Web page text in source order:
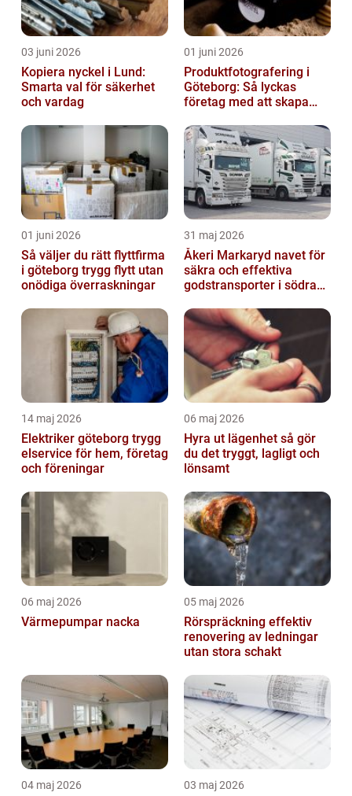
03 juni 2026
Kopiera nyckel i Lund:
Smarta val för säkerhet
och vardag
01 juni 2026
Produktfotografering i
Göteborg: Så lyckas
företag med att skapa
01 juni 2026
Så väljer du rätt flyttfirma
i göteborg trygg flytt utan
onödiga överraskningar
31 maj 2026
Åkeri Markaryd navet för
säkra och effektiva
godstransporter i södra
14 maj 2026
Elektriker göteborg trygg
elservice för hem, företag
och föreningar
06 maj 2026
Hyra ut lägenhet så gör
du det tryggt, lagligt och
lönsamt
06 maj 2026
Värmepumpar nacka
05 maj 2026
Rörspräckning effektiv
renovering av ledningar
utan stora schakt
04 maj 2026 03 maj 2026